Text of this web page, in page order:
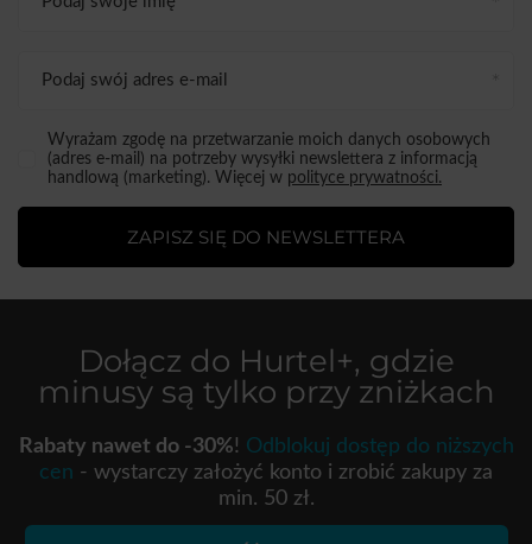
Podaj swój adres e-mail
Wyrażam zgodę na przetwarzanie moich danych osobowych
(adres e-mail) na potrzeby wysyłki newslettera z informacją
handlową (marketing). Więcej w polityce prywatności.
ZAPISZ SIĘ DO NEWSLETTERA
Dołącz do Hurtel+, gdzie
minusy są tylko przy zniżkach
Rabaty nawet do -30%! Odblokuj dostęp do niższych
cen - wystarczy założyć konto i zrobić zakupy za
min. 50 zł.